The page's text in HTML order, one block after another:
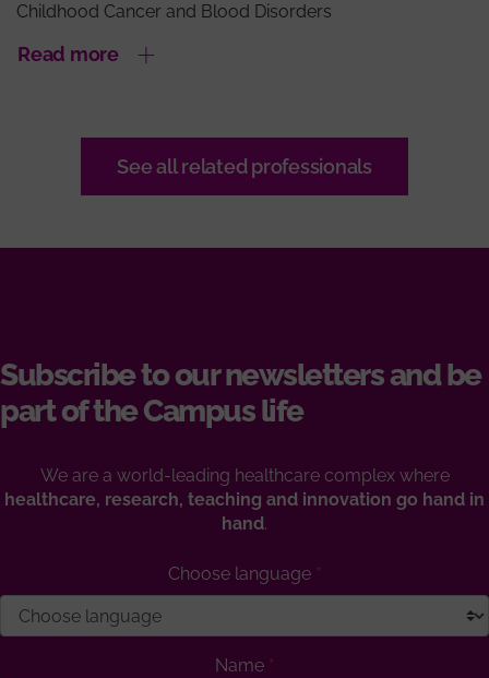
Childhood Cancer and Blood Disorders
Read more
See all related professionals
Subscribe to our newsletters and be
part of the Campus life
We are a world-leading healthcare complex where
healthcare, research, teaching and innovation go hand in
hand.
Choose language
Name